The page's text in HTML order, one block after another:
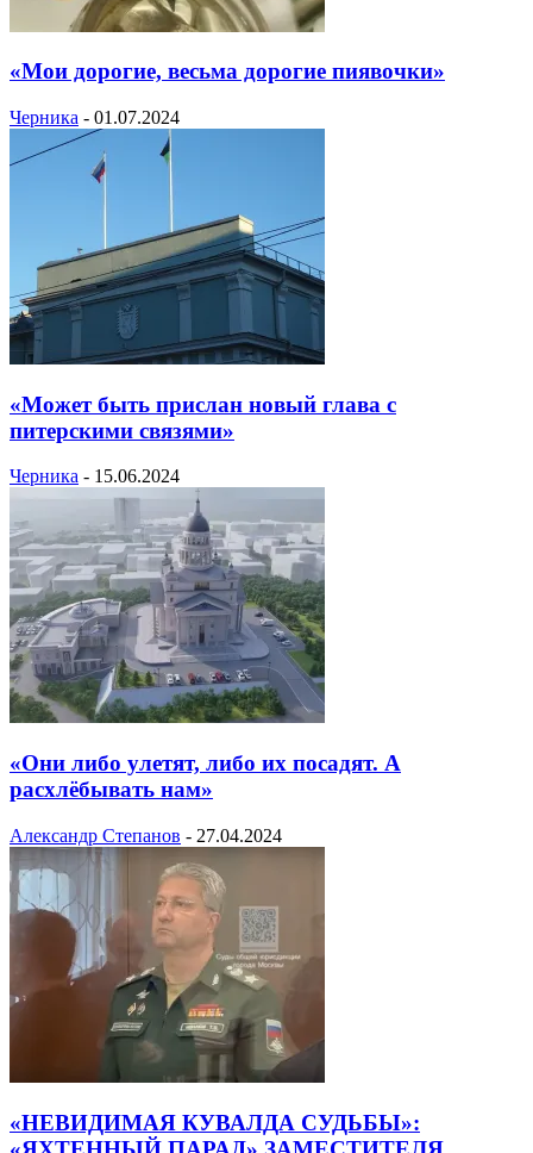
«Мои дорогие, весьма дорогие пиявочки»
Черника - 01.07.2024
«Может быть прислан новый глава с
питерскими связями»
Черника - 15.06.2024
«Они либо улетят, либо их посадят. А
расхлёбывать нам»
Александр Степанов - 27.04.2024
«НЕВИДИМАЯ КУВАЛДА СУДЬБЫ»: